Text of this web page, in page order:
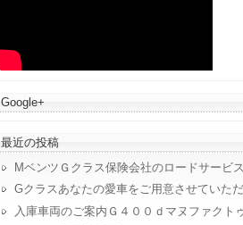
Google+
最近の投稿
MベンツＧクラス保険会社のロードサービ
Gクラスあなたの愛車をご用意させていた
入庫車両のご案内Ｇ４００ｄマヌファクト